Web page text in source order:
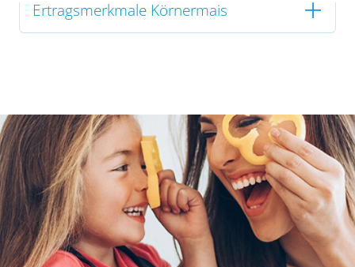
Ertragsmerkmale Körnermais